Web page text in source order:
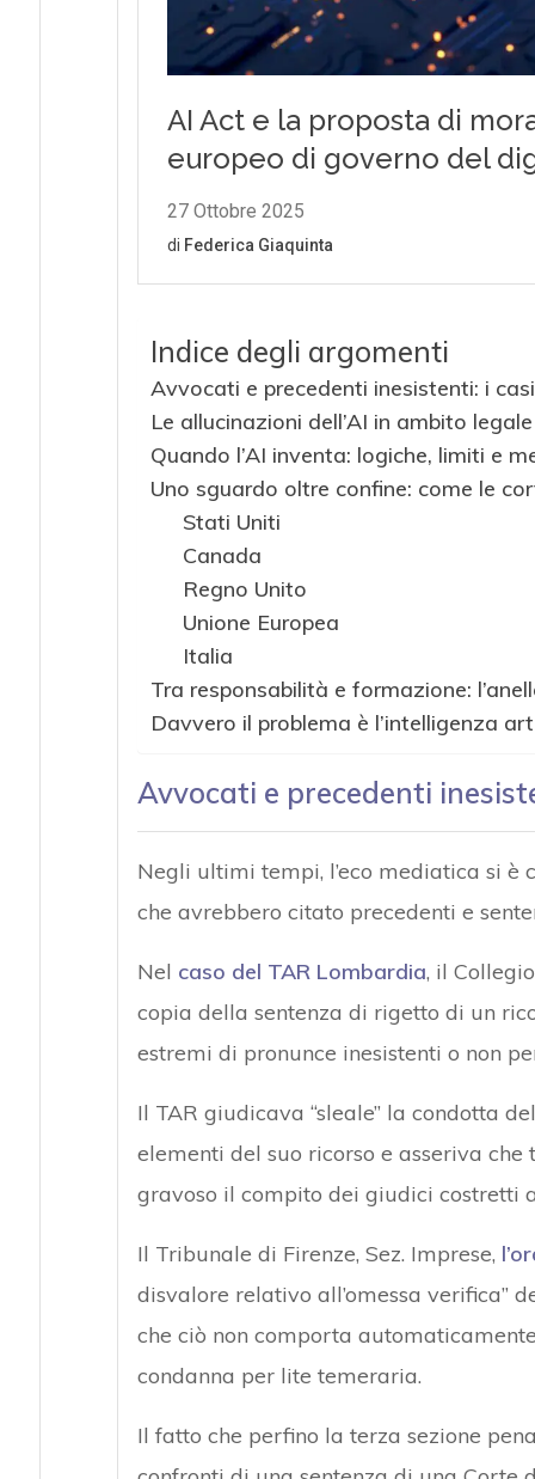
Indice degli argomenti
Avvocati e precedenti inesistenti: i
Le allucinazioni dell’AI in ambito legale
Quando l’AI inventa: logiche, limiti e
Uno sguardo oltre confine: come le
Stati Uniti
Canada
Regno Unito
Unione Europea
Italia
Tra responsabilità e formazione:
Davvero il problema è l’intelligenza
Avvocati e precedenti
Negli ultimi tempi, l’eco mediatica si è
che avrebbero citato precedenti e
Nel caso del TAR Lombardia, il
copia della sentenza di rigetto di un
estremi di pronunce inesistenti o non
Il TAR giudicava “sleale” la condotta
elementi del suo ricorso e asseriva
gravoso il compito dei giudici costretti
Il Tribunale di Firenze, Sez. Imprese,
disvalore relativo all’omessa verifica”
che ciò non comporta
condanna per lite temeraria.
Il fatto che perfino la terza sezione